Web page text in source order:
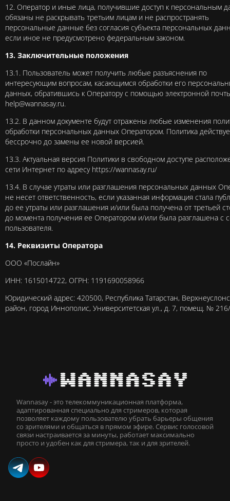
12. Оператор и иные лица, получившие доступ к персональным
обязаны не раскрывать третьим лицам и не распространять
персональные данные без согласия субъекта персональных
если иное не предусмотрено федеральным законом.
13. Заключительные положения
13.1. Пользователь может получить любые разъяснения по
интересующим вопросам, касающимся обработки его
данных, обратившись к Оператору с помощью электронной
help@wannasay.ru.
13.2. В данном документе будут отражены любые изменения
обработки персональных данных Оператором. Политика
бессрочно до замены ее новой версией.
13.3. Актуальная версия Политики в свободном доступе
сети Интернет по адресу https://wannasay.ru/
13.4. В случае утраты или разглашения персональных данных
не несет ответственность, если указанная информация стала
до ее утраты или разглашения и/или была получена от третьей
до момента получения ее Оператором и/или была разглашена с
пользователя.
14. Реквизиты Оператора
ООО «Послайн»
ИНН: 1615014722, ОГРН: 1191690058966
Юридический адрес: 420500, Республика Татарстан,
район, город Иннополис, Университетская ул., д. 7, помещ. №
Wannasay - это телекоммуникационная платформа,
адаптированная специально для стримеров, которая
позволяет каждому пользователю убрать барьеры общения
со зрителями и общаться в прямом эфире. Сервис голосовой
связи настраивается за минуты, работает максимально
просто и удобен как для стримера, так и для зрителей.